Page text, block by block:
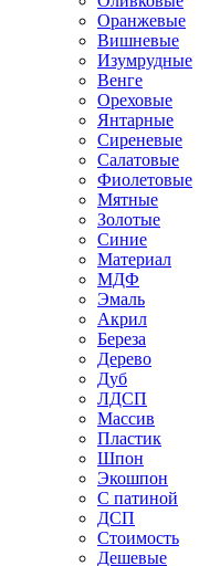
Оранжевые
Вишневые
Изумрудные
Венге
Ореховые
Янтарные
Сиреневые
Салатовые
Фиолетовые
Мятные
Золотые
Синие
Материал
МДФ
Эмаль
Акрил
Береза
Дерево
Дуб
ЛДСП
Массив
Пластик
Шпон
Экошпон
С патиной
ДСП
Стоимость
Дешевые